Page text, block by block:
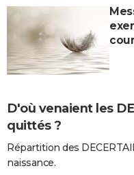
D'où venaient les
quittés ?
Répartition des
naissance.